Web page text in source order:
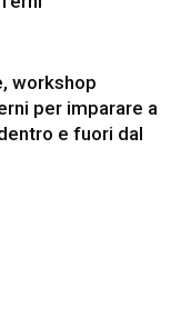
workshop
per imparare a
e fuori dal